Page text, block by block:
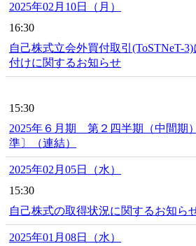
2025年02月10日（月）
16:30
自己株式立会外買付取引(ToSTNeT-
付けに関するお知らせ
15:30
2025年６月期 第２四半期（中間期
準〕（連結）
2025年02月05日（水）
15:30
自己株式の取得状況に関するお知ら
2025年01月08日（水）